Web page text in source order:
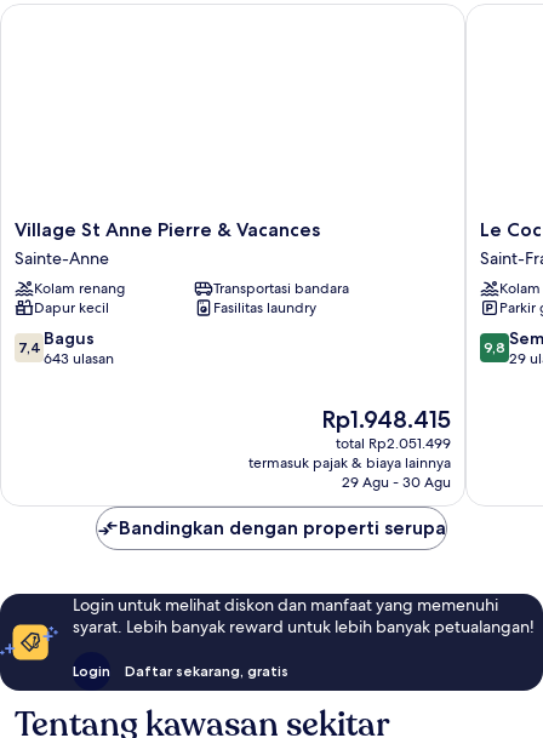
Tidur
Village
St
Anne
Pierre
&
Vacances
Sainte-
Village St Anne Pierre & Vacances
Sainte-Anne
Kolam renang
Transportasi bandara
Dapur kecil
Fasilitas laundry
7.4
dari
7,4 Bagus
643 ulasan
Harga
sekarang
Rp1.948.415
Rp1.948.415
total Rp2.051.499
termasuk pajak & biaya lainnya
29 Agu - 30 Agu
Village St Anne Pierre & Vacances
Le
Cocotel
Saint-
François
Le
Saint-
Parkir
9.8
dari
9,8
29
Le
Bandingkan dengan properti serupa
Login untuk melihat diskon dan manfaat yang memenuhi
syarat. Lebih banyak reward untuk lebih banyak petualangan!
Login Daftar sekarang, gratis
Tentang kawasan sekitar